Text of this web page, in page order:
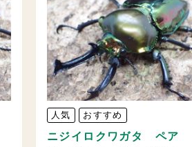
人気 おすすめ
ニジイロクワガタ ペア